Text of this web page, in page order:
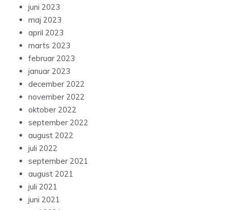
juni 2023
maj 2023
april 2023
marts 2023
februar 2023
januar 2023
december 2022
november 2022
oktober 2022
september 2022
august 2022
juli 2022
september 2021
august 2021
juli 2021
juni 2021